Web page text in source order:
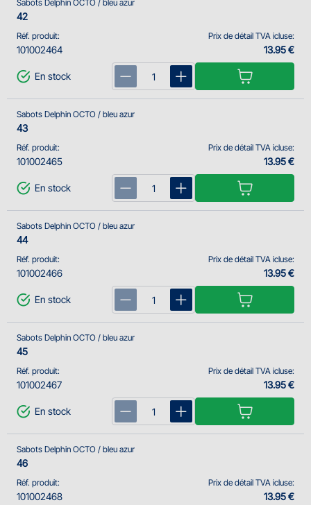
Réf. produit:
101002464
Sabots Delphin OCTO / bleu azur
42
Prix de détail TVA icluse:
13.95 €
En stock
Réf. produit:
101002465
Sabots Delphin OCTO / bleu azur
43
Prix de détail TVA icluse:
13.95 €
En stock
Réf. produit:
101002466
Sabots Delphin OCTO / bleu azur
44
Prix de détail TVA icluse:
13.95 €
En stock
Réf. produit:
101002467
Sabots Delphin OCTO / bleu azur
45
Prix de détail TVA icluse:
13.95 €
En stock
Réf. produit:
101002468
Sabots Delphin OCTO / bleu azur
46
Prix de détail TVA icluse:
13.95 €